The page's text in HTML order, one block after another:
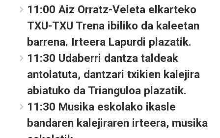
11:00 Aiz Orratz-Veleta elkarteko
TXU-TXU Trena ibiliko da kaleetan
barrena. Irteera Lapurdi plazatik.
11:30 Udaberri dantza taldeak
antolatuta, dantzari txikien kalejira
abiatuko da Trianguloa plazatik.
11:30 Musika eskolako ikasle
bandaren kalejiraren irteera, musika